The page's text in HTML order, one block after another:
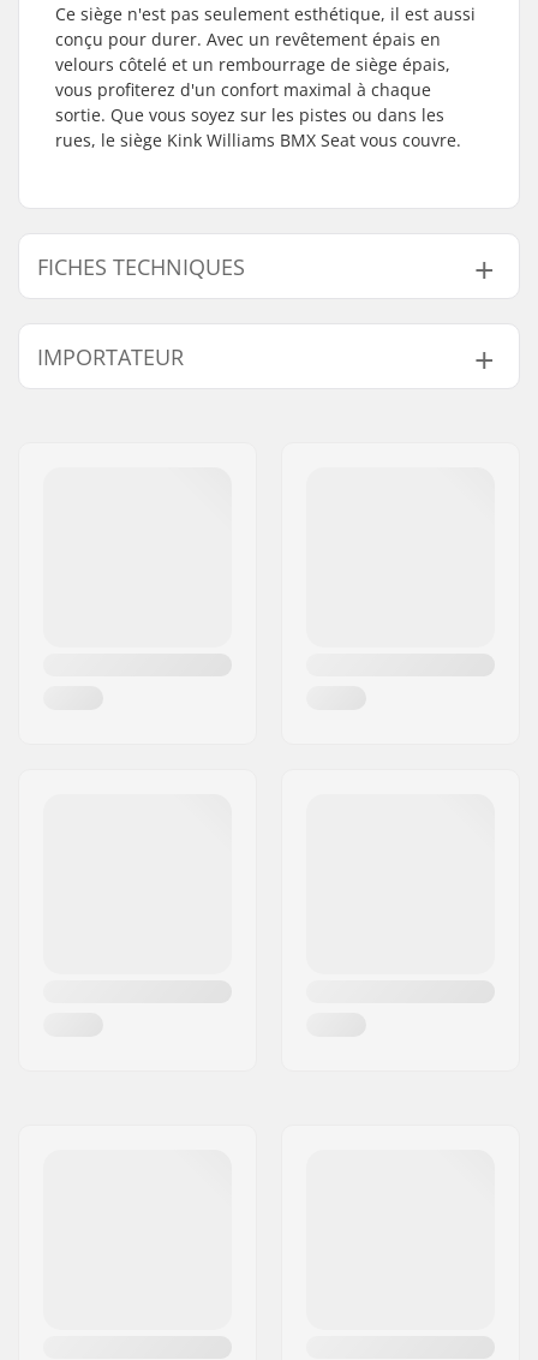
Ce siège n'est pas seulement esthétique, il est aussi
conçu pour durer. Avec un revêtement épais en
velours côtelé et un rembourrage de siège épais,
vous profiterez d'un confort maximal à chaque
sortie. Que vous soyez sur les pistes ou dans les
rues, le siège Kink Williams BMX Seat vous couvre.
FICHES TECHNIQUES
Revêtement
Supérieur :
Thick, Corduroy
Selle:
Stealth
IMPORTATEUR